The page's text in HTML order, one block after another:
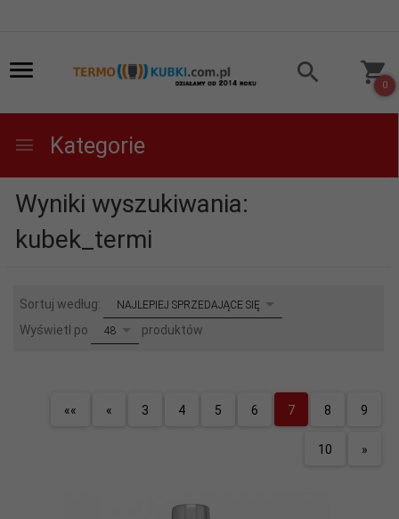
0
Kategorie
Wyniki wyszukiwania:
kubek_termi
Sortuj według: sortNAJLEPIEJ SPRZEDAJĄCE SIĘ
Wyświetl po pop48 produktów
«« « 3 4 5 6 7 8 9
10 »